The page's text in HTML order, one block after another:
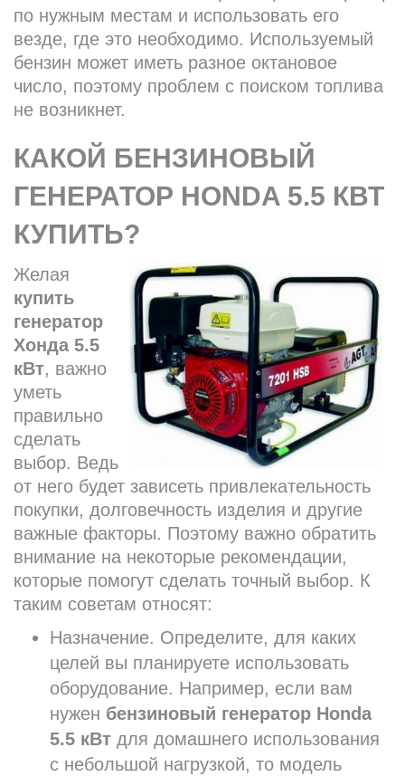
по нужным местам и использовать его
везде, где это необходимо. Используемый
бензин может иметь разное октановое
число, поэтому проблем с поиском топлива
не возникнет.
КАКОЙ БЕНЗИНОВЫЙ
ГЕНЕРАТОР HONDA 5.5 КВТ
КУПИТЬ?
Желая
купить
генератор
Хонда 5.5
кВт, важно
уметь
правильно
сделать
выбор. Ведь
от него будет зависеть привлекательность
покупки, долговечность изделия и другие
важные факторы. Поэтому важно обратить
внимание на некоторые рекомендации,
которые помогут сделать точный выбор. К
таким советам относят:
Назначение. Определите, для каких
целей вы планируете использовать
оборудование. Например, если вам
нужен бензиновый генератор Honda
5.5 кВт для домашнего использования
с небольшой нагрузкой, то модель